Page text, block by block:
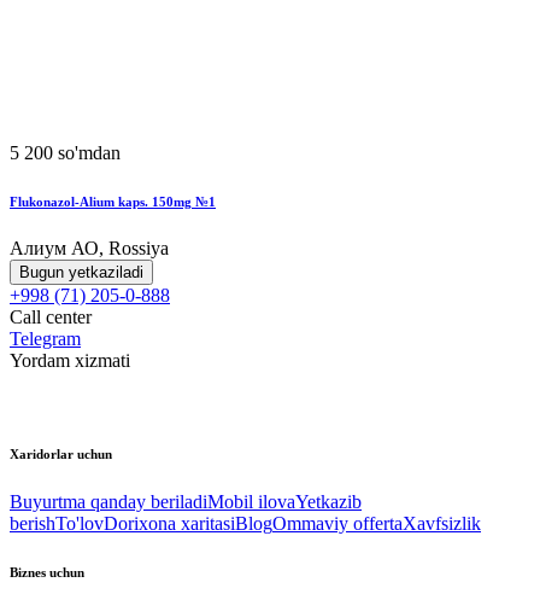
5 200 so'mdan
Flukonazol-Alium kaps. 150mg №1
Алиум АО, Rossiya
Bugun yetkaziladi
+998 (71) 205-0-888
Call center
Telegram
Yordam xizmati
Xaridorlar uchun
Buyurtma qanday beriladiMobil ilovaYetkazib
berishTo'lovDorixona xaritasiBlogOmmaviy offertaXavfsizlik
Biznes uchun